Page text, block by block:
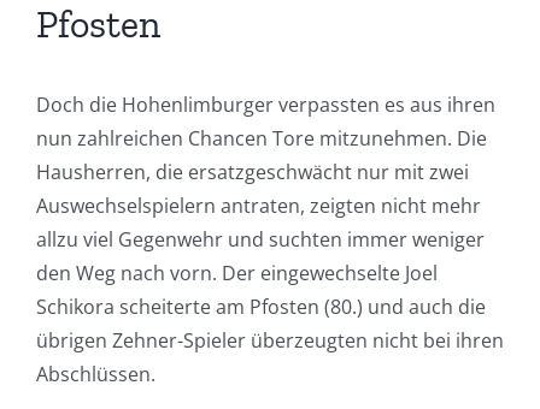
Pfosten
Doch die Hohenlimburger verpassten es aus ihren
nun zahlreichen Chancen Tore mitzunehmen. Die
Hausherren, die ersatzgeschwächt nur mit zwei
Auswechselspielern antraten, zeigten nicht mehr
allzu viel Gegenwehr und suchten immer weniger
den Weg nach vorn. Der eingewechselte Joel
Schikora scheiterte am Pfosten (80.) und auch die
übrigen Zehner-Spieler überzeugten nicht bei ihren
Abschlüssen.